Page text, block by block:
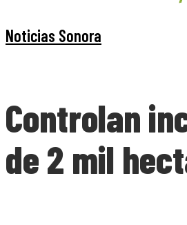
Noticias Sonora
Controlan
de 2 mil